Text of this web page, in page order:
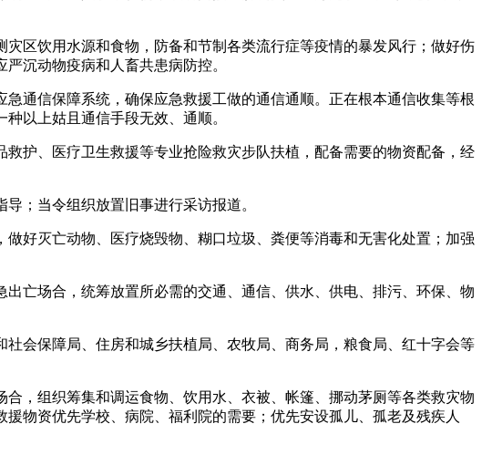
区饮用水源和食物，防备和节制各类流行症等疫情的暴发风行；做好伤
沉动物疫病和人畜共患病防控。
通信保障系统，确保应急救援工做的通信通顺。正在根本通信收集等根
以上姑且通信手段无效、通顺。
护、医疗卫生救援等专业抢险救灾步队扶植，配备需要的物资配备，经
；当令组织放置旧事进行采访报道。
好灭亡动物、医疗烧毁物、糊口垃圾、粪便等消毒和无害化处置；加强
亡场合，统筹放置所必需的交通、通信、供水、供电、排污、环保、物
会保障局、住房和城乡扶植局、农牧局、商务局，粮食局、红十字会等
，组织筹集和调运食物、饮用水、衣被、帐篷、挪动茅厕等各类救灾物
物资优先学校、病院、福利院的需要；优先安设孤儿、孤老及残疾人